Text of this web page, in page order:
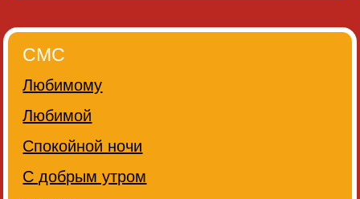
СМС
Любимому
Любимой
Спокойной ночи
С добрым утром